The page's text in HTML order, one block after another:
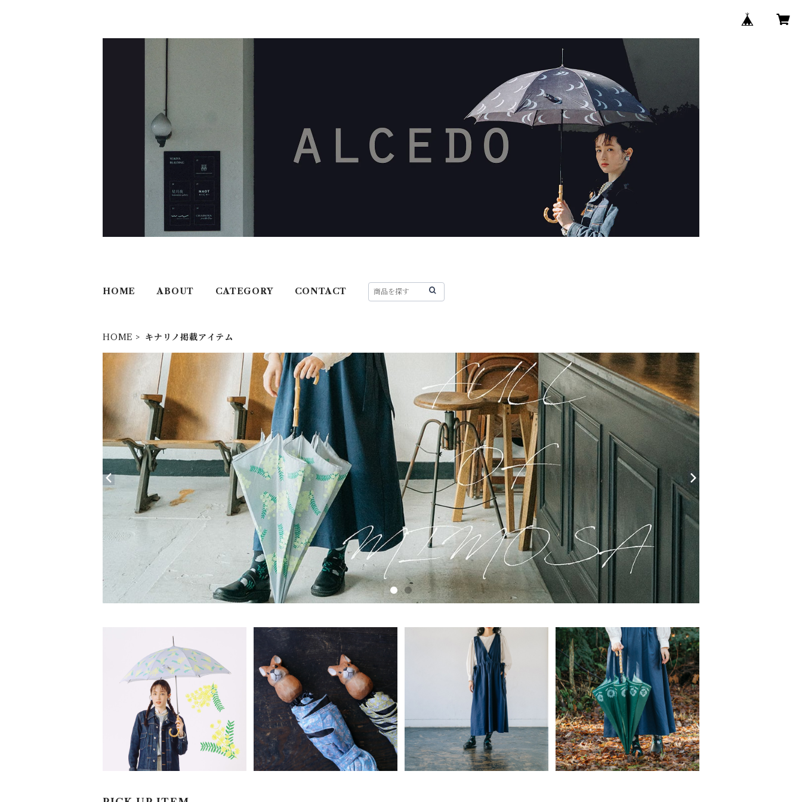
HOME ABOUT CATEGORY CONTACT
HOME キナリノ掲載アイテム
竹の傘 晴雨兼用 ミモザ 長傘 A
LCEDO
¥3,850
UVカット傘 折りたたみ傘 小
花柄 木彫り動物
¥4,950
リネンサイドリボンワンピース
ALCEDO
¥8,800
竹の傘 晴雨兼用 プランター 長
傘 ALCEDO
¥3,850